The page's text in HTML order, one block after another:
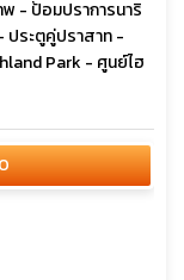
- ป้อมปราการนาริ
ประตูคู่ปราสาท -
Park - ศูนย์ไฮ